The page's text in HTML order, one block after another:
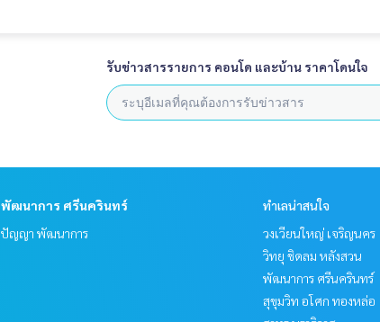
รับข่าวสารรายการ คอนโด และบ้าน ราคาโดนใจ
พัฒนาการ ศรีนครินทร์
ปัญญา พัฒนาการ
ทำเลน่าสนใจ
วงเวียนใหญ่ เจริญนคร
วิทยุ ชิดลม หลังสวน
พัฒนาการ ศรีนครินทร์
สุขุมวิท อโศก ทองหล่อ